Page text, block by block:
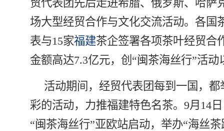
贸代表团先后走进希腊、俄罗斯、哈萨
场大型经贸合作与文化交流活动。各国
表与15家福建茶企签署各项茶叶经贸合
金额高达7.3亿元，创“闽茶海丝行”活动
活动期间，经贸代表团每到一国，都
彩的活动，力推福建特色名茶。9月14
“闽茶海丝行”亚欧站启动，举办“海丝茶